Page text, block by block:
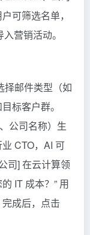
可筛选名单，
营销活动。
择邮件类型（如
标客户群。
公司名称）生
CTO，AI 可
司] 在云计算领
IT 成本？” 用
成后，点击